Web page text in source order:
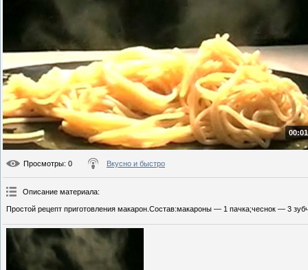
Просмотры: 0 Вкусно и быстро
Описание материала:
Простой рецепт приготовления макарон.Состав:макароны — 1 пачка;чеснок — 3